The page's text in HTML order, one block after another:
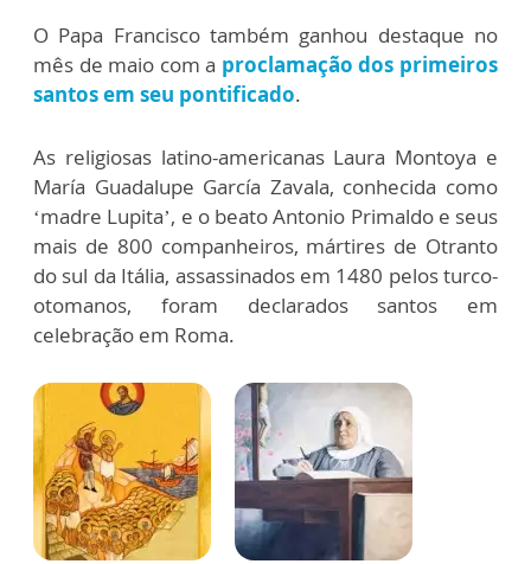
O Papa Francisco também ganhou destaque no
mês de maio com a proclamação dos primeiros
santos em seu pontificado.
As religiosas latino-americanas Laura Montoya e
María Guadalupe García Zavala, conhecida como
‘madre Lupita’, e o beato Antonio Primaldo e seus
mais de 800 companheiros, mártires de Otranto
do sul da Itália, assassinados em 1480 pelos turco-
otomanos, foram declarados santos em
celebração em Roma.